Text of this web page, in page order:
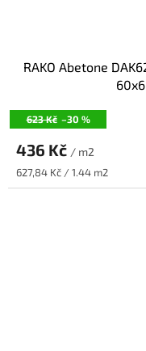
623 Kč –30 %
RAKO Abetone
436 Kč / m2
Měrná
cena:
627,84 Kč / 1.44 m2